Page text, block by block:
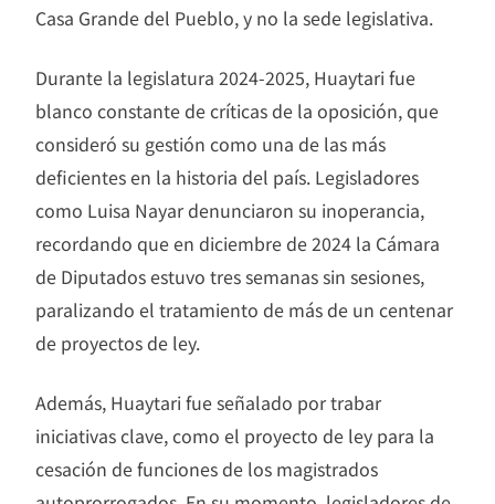
Casa Grande del Pueblo, y no la sede legislativa.
Durante la legislatura 2024-2025, Huaytari fue
blanco constante de críticas de la oposición, que
consideró su gestión como una de las más
deficientes en la historia del país. Legisladores
como Luisa Nayar denunciaron su inoperancia,
recordando que en diciembre de 2024 la Cámara
de Diputados estuvo tres semanas sin sesiones,
paralizando el tratamiento de más de un centenar
de proyectos de ley.
Además, Huaytari fue señalado por trabar
iniciativas clave, como el proyecto de ley para la
cesación de funciones de los magistrados